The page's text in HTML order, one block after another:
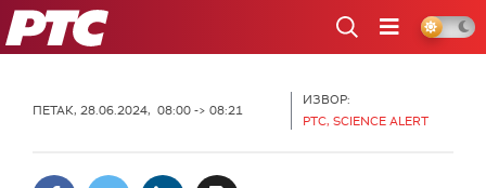
РТС
ПЕТАК, 28.06.2024, 08:00 -> 08:21
ИЗВОР:
РТС, SCIENCE ALERT